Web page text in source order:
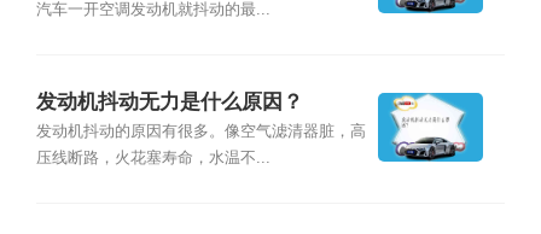
汽车一开空调发动机就抖动的最...
发动机抖动无力是什么原因？
发动机抖动的原因有很多。像空气滤清器脏，高
压线断路，火花塞寿命，水温不...